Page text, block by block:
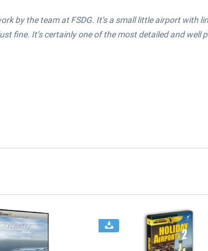
by the team at FSDG. It’s a small little airport with
fine. It’s certainly one of the most detailed and